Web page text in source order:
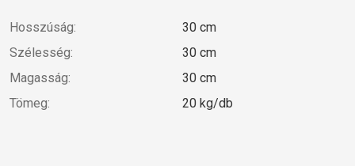
Hosszúság:
30 cm
Szélesség:
30 cm
Magasság:
30 cm
Tömeg:
20 kg/db